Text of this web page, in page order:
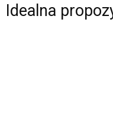
Idealna